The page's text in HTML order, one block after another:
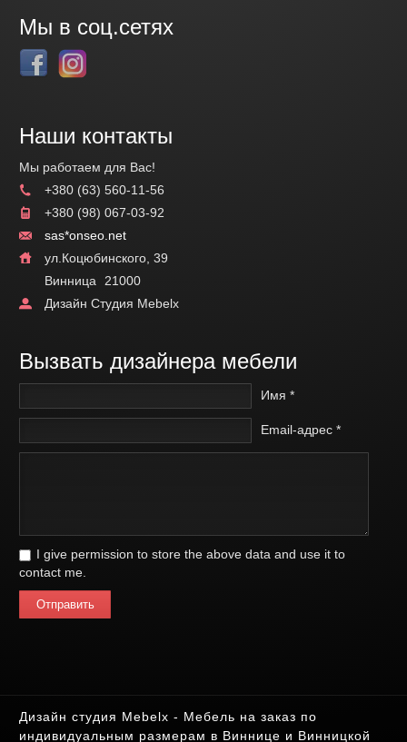
Мы в соц.сетях
Наши контакты
Мы работаем для Вас!
+380 (63) 560-11-56
+380 (98) 067-03-92
sas*onseo.net
ул.Коцюбинского, 39
Винница
21000
Дизайн Студия Mebelx
Вызвать дизайнера мебели
Имя *
Email-адрес *
I give permission to store the above data and use it to
contact me.
Отправить
Дизайн студия Mebelx - Мебель на заказ по
индивидуальным размерам в Виннице и Винницкой